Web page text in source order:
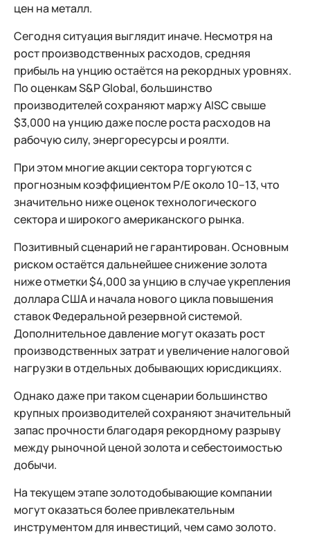
цен на металл.
Сегодня ситуация выглядит иначе. Несмотря на
рост производственных расходов, средняя
прибыль на унцию остаётся на рекордных уровнях.
По оценкам S&P Global, большинство
производителей сохраняют маржу AISC свыше
$3,000 на унцию даже после роста расходов на
рабочую силу, энергоресурсы и роялти.
При этом многие акции сектора торгуются с
прогнозным коэффициентом P/E около 10–13, что
значительно ниже оценок технологического
сектора и широкого американского рынка.
Позитивный сценарий не гарантирован. Основным
риском остаётся дальнейшее снижение золота
ниже отметки $4,000 за унцию в случае укрепления
доллара США и начала нового цикла повышения
ставок Федеральной резервной системой.
Дополнительное давление могут оказать рост
производственных затрат и увеличение налоговой
нагрузки в отдельных добывающих юрисдикциях.
Однако даже при таком сценарии большинство
крупных производителей сохраняют значительный
запас прочности благодаря рекордному разрыву
между рыночной ценой золота и себестоимостью
добычи.
На текущем этапе золотодобывающие компании
могут оказаться более привлекательным
инструментом для инвестиций, чем само золото.